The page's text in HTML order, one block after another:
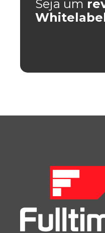
Seja um